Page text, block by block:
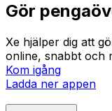
Gör
Xe hjälper dig att
online, snabbt och
Kom igång
Ladda ner appen